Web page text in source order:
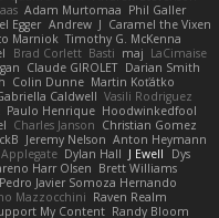
Adam Murtomaa Phil Galler
Egger Andrew J Caramel the Vixen
Marniok Timothy G. McKenna
Brad Corlett Basti maj LaCimaise
Claude GIROLET Darian Smith
Colin Dunne Martin Koťátko
Caldwell Vasili Rodriguez
Paulo Henrique Hoodwinkedfool
Charles Janson Christian Gomez
Jeremy Nelson Anton Heymann
Dylan Hall J Ewell
Dys
Harr Olsen Brett Williams
Pedro Javier Somoza Hernando
Mazzocchini Raven Realm
My Content Randy Bloom